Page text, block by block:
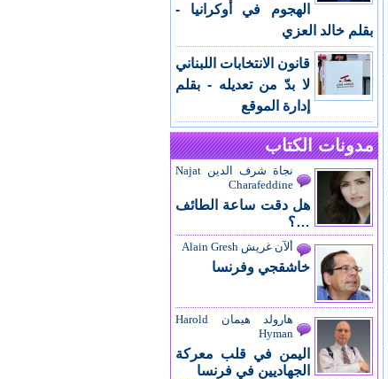
الهجوم في أوكرانيا -
بقلم خالد العزي
قانون الانتخابات اللبناني
لا بدّ من تعديله - بقلم
إدارة الموقع
مدونات الكتاب
نجاة شرف الدين Najat
Charafeddine
هل دقت ساعة الطائف
…؟
ألآن غريش Alain Gresh
خاشقجي وفرنسا
هارولد هيمان Harold
Hyman
اليمن في قلب معركة
الجهاديين في فرنسا